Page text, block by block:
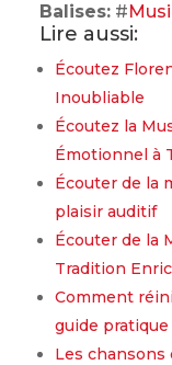
Balises:#
Lire aussi:
Écoutez
Inoubliable
Écoutez la
Émotionnel à
Écouter de la
plaisir auditif
Écouter de la
Tradition
Comment
guide pratique
Les chansons